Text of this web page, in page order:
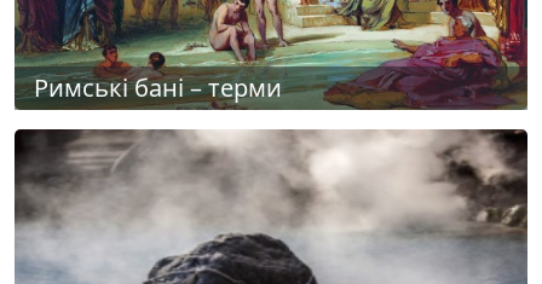
Римські бані – терми